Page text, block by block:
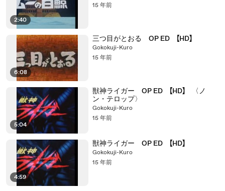
2:40
15 年前
6:08
三つ目がとおる OP ED 【HD】
Gokokuji-Kuro
15 年前
5:04
獣神ライガー OP ED 【HD】 〈ノ
ン・テロップ〉
Gokokuji-Kuro
15 年前
4:59
獣神ライガー OP ED 【HD】
Gokokuji-Kuro
15 年前